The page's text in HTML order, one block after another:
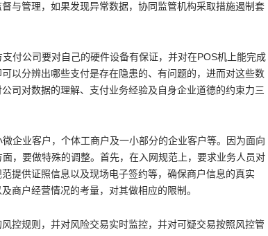
与管理，如果发现异常数据，协同监管机构采取措施遏制套
付公司要对自己的硬件设备有保证，并对在POS机上能完成
以分辨出哪些支付是存在隐患的、有问题的，进而对这些数
司对数据的理解、支付业务经验及自身企业道德的约束力三
企业客户，个体工商户及一小部分的企业客户等。因为面向
，要做特殊的调整。首先，在入网规范上，要求业务人员对
提供证照信息以及现场电子签约等，确保商户信息的真实
商户经营情况的考量，对其做相应的限制。
控规则，并对风险交易实时监控，并对可疑交易按照风控管